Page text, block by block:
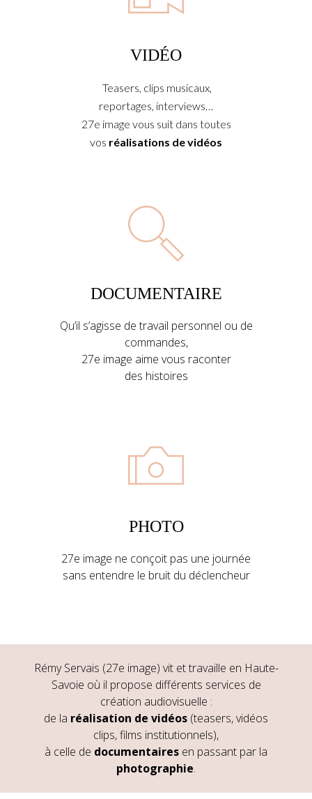
VIDÉO
Teasers, clips musicaux,
reportages, interviews…
27e image vous suit dans toutes
vos réalisations de vidéos
DOCUMENTAIRE
Qu’il s’agisse de travail personnel ou de
commandes,
27e image aime vous raconter
des histoires
PHOTO
27e image ne conçoit pas une journée
sans entendre le bruit du déclencheur
Rémy Servais (27e image) vit et travaille en Haute-
Savoie où il propose différents services de
création audiovisuelle :
de la réalisation de vidéos (teasers, vidéos
clips, films institutionnels),
à celle de documentaires en passant par la
photographie.